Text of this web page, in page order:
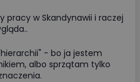
pracy w Skandynawii i raczej
- bo ja jestem
albo sprzątam tylko